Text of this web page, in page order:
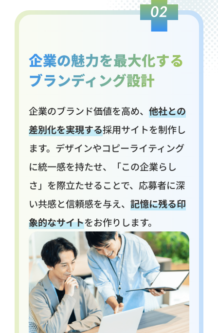
企業の魅力を最大化する
ブランディング設計
企業のブランド価値を高め、 他社との
差別化を実現する採用サイトを制作し
ます。デザインやコピーライティング
に統一感を持たせ、「この企業らし
さ」を際立たせることで、応募者に深
い共感と信頼感を与え、 記憶に残る印
象的なサイトをお作りします。